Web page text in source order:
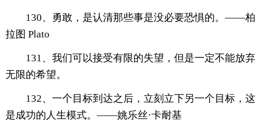
130、勇敢，是认清那些事是没必要恐惧的。——柏
拉图 Plato
131、我们可以接受有限的失望，但是一定不能放弃
无限的希望。
132、一个目标到达之后，立刻立下另一个目标，这
是成功的人生模式。——姚乐丝·卡耐基